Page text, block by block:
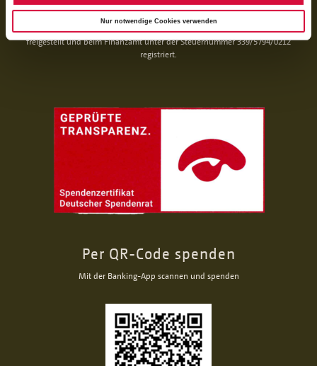
Nur notwendige Cookies verwenden
Das Bonifatiuswerk der deutschen Katholiken e. V. ist als wegen der
Förderung kirchlicher Zwecke von der Körperschaftsteuer und Gewerbesteuer
freigestellt und beim Finanzamt unter der Steuernummer 339/5794/0212
registriert.
Per QR-Code spenden
Mit der Banking-App scannen und spenden